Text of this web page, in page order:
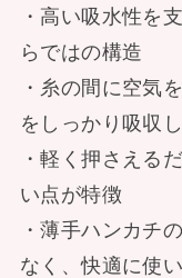
・高い吸水性を
らではの構造
・糸の間に空気
をしっかり吸収
・軽く押さえる
い点が特徴
・薄手ハンカチ
なく、快適に使